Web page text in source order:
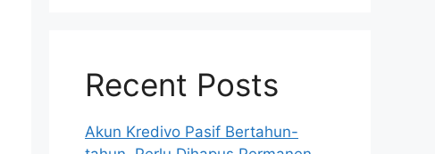
Recent Posts
Akun Kredivo Pasif Bertahun-